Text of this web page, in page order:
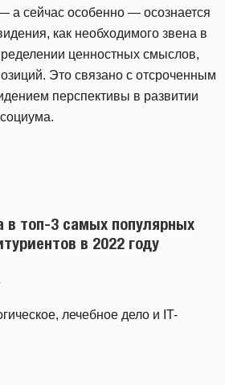
а сейчас особенно — осознается
как необходимого звена в
ценностных смыслов,
Это связано с отсроченным
перспективы в развитии
в топ-3 самых популярных
в 2022 году
лечебное дело и IT-